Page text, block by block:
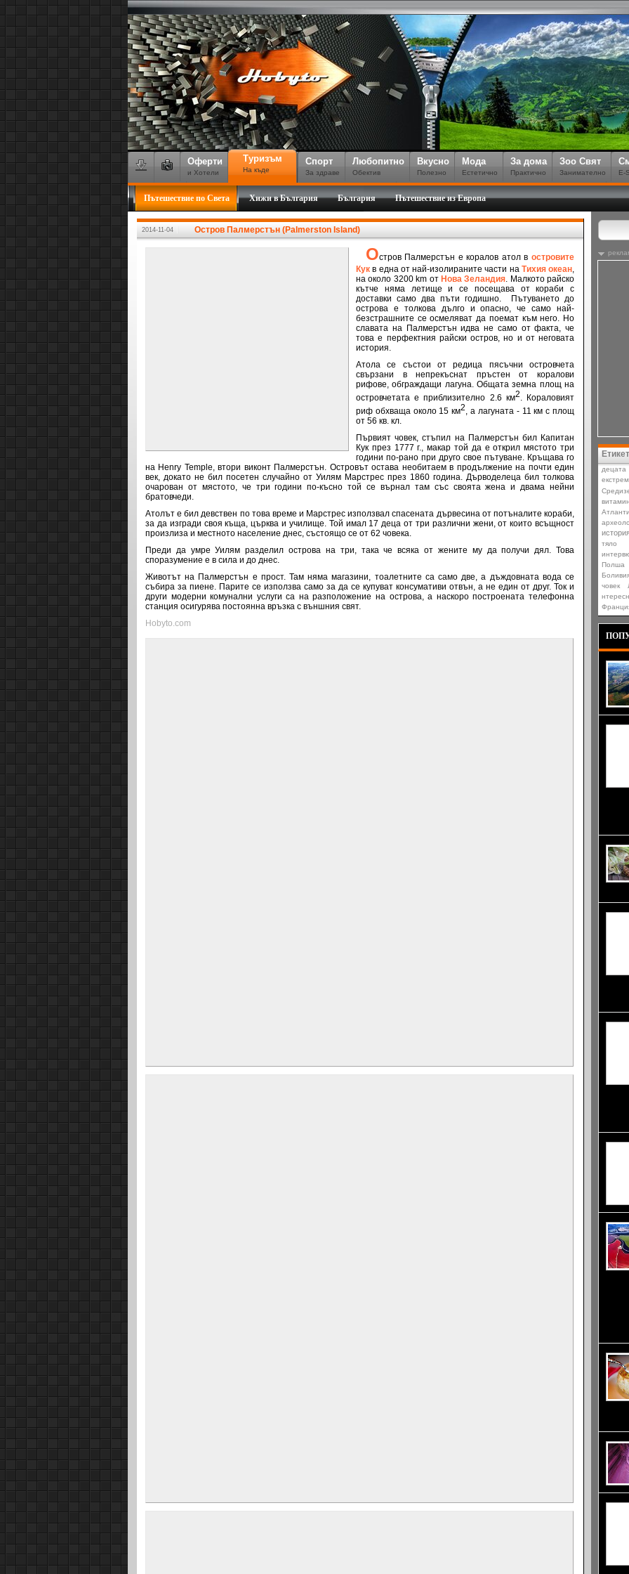
Оферти
и Хотели
Туризъм
На къде
Спорт
За здраве
Любопитно
Обектив
Вкусно
Полезно
Мода
Естетично
За дома
Практично
Зоо Свят
Занимателно E-
Пътешествие по Света Хижи в България България Пътешествие из Европа
2014-11-04 Остров Палмерстън (Palmerston Island)
Остров Палмерстън е коралов атол востровите
Кук в една от най-изолираните части на Тихия океан,
на около 3200 km от Нова Зеландия. Малкото райско
кътче няма летище и се посещава от кораби с
доставки само два пъти годишно.
Пътуването до
острова е толкова дълго и опасно, че само най-
безстрашните се осмеляват да поемат към него. Но
славата на Палмерстън идва не само от факта, че
това е перфектния райски остров, но и от неговата
история.
Атола се състои от редица пясъчни островчета
свързани в непрекъснат пръстен от коралови
рифове, обграждащи лагуна. Общата земна площ на
островчетата е приблизително 2.6 км2. Кораловият
риф обхваща около 15 км2, а лагуната - 11 км с площ
от 56 кв. кл.
Първият човек, стъпил на Палмерстън бил Капитан
Кук през 1777 г., макар той да е открил мястото три
години по-рано при друго свое пътуване. Кръщава го
на Henry Temple, втори виконт Палмерстън. Островът остава необитаем в продължение на почти един
век, докато не бил посетен случайно от Уилям Марстрес през 1860 година. Дърводелеца бил толкова
очарован от мястото, че три години по-късно той се върнал там със своята жена и двама нейни
братовчеди.
Атолът е бил девствен по това време и Марстрес използвал спасената дървесина от потъналите кораби,
за да изгради своя къща, църква и училище. Той имал 17 деца от три различни жени,от които всъщност
произлиза и местното население днес, състоящо се от 62 човека.
Преди да умре Уилям разделил острова на три, така че всяка от жените му да получи дял. Това
споразумение е в сила и до днес.
Животът на Палмерстън е прост. Там няма магазини, тоалетните са само две, а дъждовната вода се
събира за пиене. Парите се използва само за да се купуват консумативи отвън, а не един от друг. Ток и
други модерни комунални услуги са на разположение на острова, а наскоро построената телефонна
станция осигурява постоянна връзка с външния свят.
Hobyto.com
децата
тяло
Полша
човек